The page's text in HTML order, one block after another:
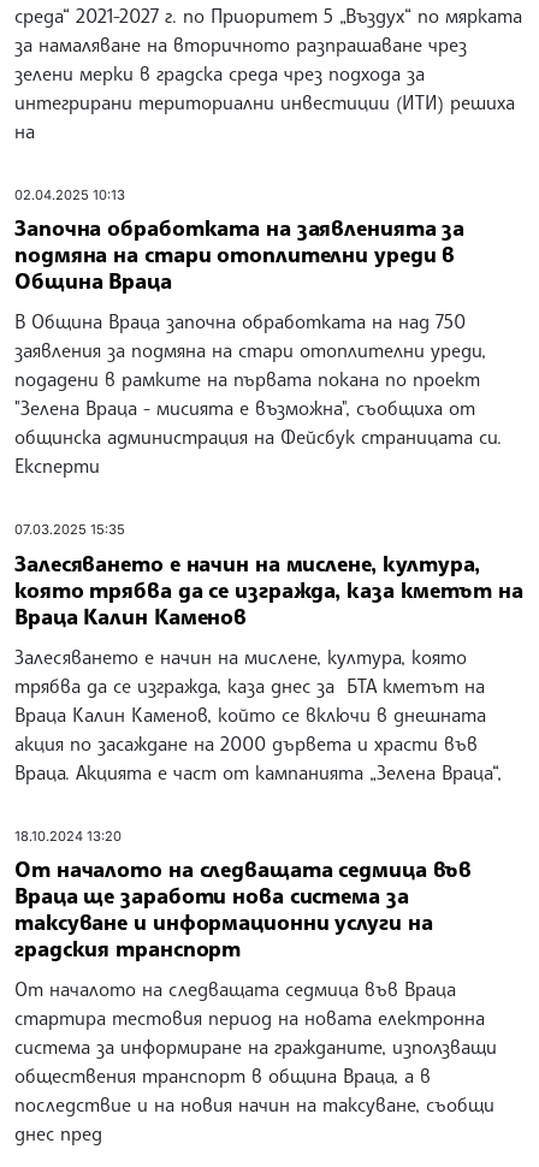
среда“ 2021-2027 г. по Приоритет 5 „Въздух“ по мярката
за намаляване на вторичното разпрашаване чрез
зелени мерки в градска среда чрез подхода за
интегрирани териториални инвестиции (ИТИ) решиха
на
02.04.2025 10:13
Започна обработката на заявленията за
подмяна на стари отоплителни уреди в
Община Враца
В Община Враца започна обработката на над 750
заявления за подмяна на стари отоплителни уреди,
подадени в рамките на първата покана по проект
"Зелена Враца - мисията е възможна", съобщиха от
общинска администрация на Фейсбук страницата си.
Експерти
07.03.2025 15:35
Залесяването е начин на мислене, култура,
която трябва да се изгражда, каза кметът на
Враца Калин Каменов
Залесяването е начин на мислене, култура, която
трябва да се изгражда, каза днес за БТА кметът на
Враца Калин Каменов, който се включи в днешната
акция по засаждане на 2000 дървета и храсти във
Враца. Акцията е част от кампанията „Зелена Враца“,
18.10.2024 13:20
От началото на следващата седмица във
Враца ще заработи нова система за
таксуване и информационни услуги на
градския транспорт
От началото на следващата седмица във Враца
стартира тестовия период на новата електронна
система за информиране на гражданите, използващи
обществения транспорт в община Враца, а в
последствие и на новия начин на таксуване, съобщи
днес пред